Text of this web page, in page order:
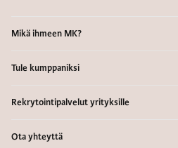
Mikä ihmeen MK?
Tule kumppaniksi
Rekrytointipalvelut yrityksille
Ota yhteyttä